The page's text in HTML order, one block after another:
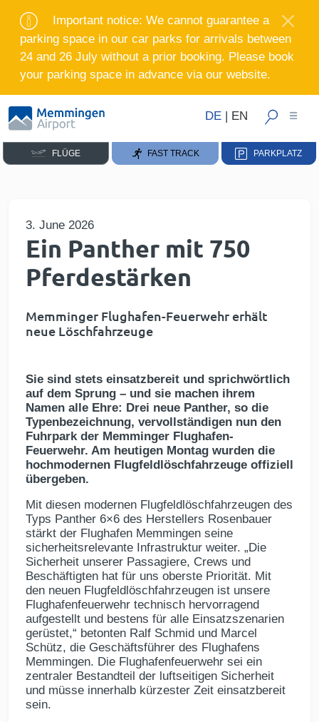
Important notice: We cannot guarantee a
parking space in our car parks for arrivals between
24 and 26 July without a prior booking. Please book
your parking space in advance via our website.
DE | EN
FLÜGE FAST TRACK PARKPLATZ
3. June 2026
Ein Panther mit 750
Pferdestärken
Memminger Flughafen-Feuerwehr erhält
neue Löschfahrzeuge
Sie sind stets einsatzbereit und sprichwörtlich
auf dem Sprung – und sie machen ihrem
Namen alle Ehre: Drei neue Panther, so die
Typenbezeichnung, vervollständigen nun den
Fuhrpark der Memminger Flughafen-
Feuerwehr. Am heutigen Montag wurden die
hochmodernen Flugfeldlöschfahrzeuge offiziell
übergeben.
Mit diesen modernen Flugfeldlöschfahrzeugen des
Typs Panther 6×6 des Herstellers Rosenbauer
stärkt der Flughafen Memmingen seine
sicherheitsrelevante Infrastruktur weiter. „Die
Sicherheit unserer Passagiere, Crews und
Beschäftigten hat für uns oberste Priorität. Mit
den neuen Flugfeldlöschfahrzeugen ist unsere
Flughafenfeuerwehr technisch hervorragend
aufgestellt und bestens für alle Einsatzszenarien
gerüstet,“ betonten Ralf Schmid und Marcel
Schütz, die Geschäftsführer des Flughafens
Memmingen. Die Flughafenfeuerwehr sei ein
zentraler Bestandteil der luftseitigen Sicherheit
und müsse innerhalb kürzester Zeit einsatzbereit
sein.